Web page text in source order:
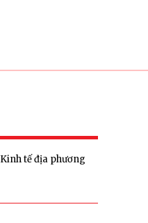
Kinh tế địa phương